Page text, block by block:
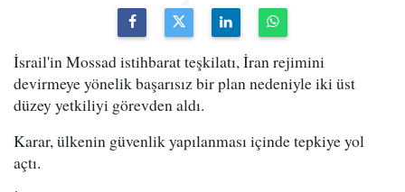
İsrail'in Mossad istihbarat teşkilatı, İran rejimini
devirmeye yönelik başarısız bir plan nedeniyle iki üst
düzey yetkiliyi görevden aldı.
Karar, ülkenin güvenlik yapılanması içinde tepkiye yol
açtı.